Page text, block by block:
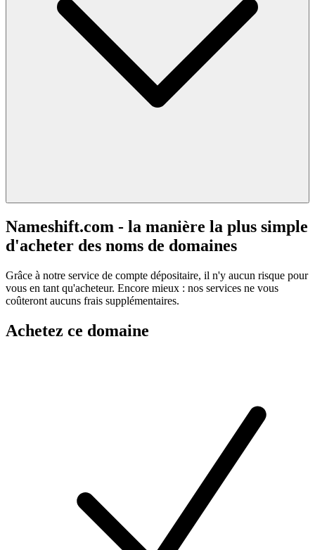
Nameshift.com - la manière la plus simple
d'acheter des noms de domaines
Grâce à notre service de compte dépositaire, il n'y aucun risque pour
vous en tant qu'acheteur. Encore mieux : nos services ne vous
coûteront aucuns frais supplémentaires.
Achetez ce domaine